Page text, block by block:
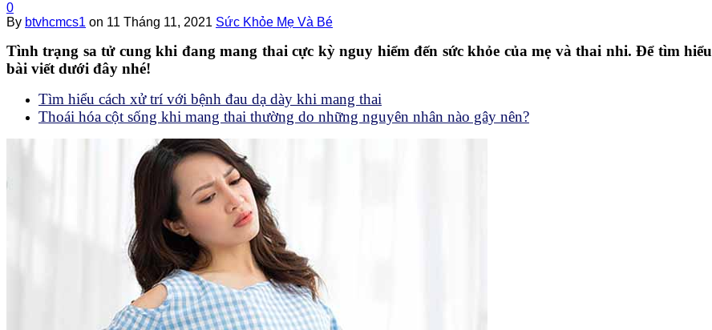
0
By btvhcmcs1 on 11 Tháng 11, 2021 Sức Khỏe Mẹ Và Bé
Tình trạng sa tử cung khi đang mang thai cực kỳ nguy hiểm đến sức khỏe của mẹ và thai nhi. Để tìm
bài viết dưới đây nhé!
Tìm hiểu cách xử trí với bệnh đau dạ dày khi mang thai
Thoái hóa cột sống khi mang thai thường do những nguyên nhân nào gây nên?